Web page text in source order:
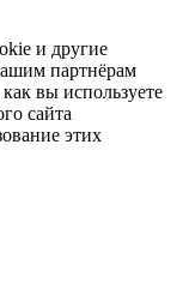
и другие
партнёрам
вы используете
сайта
этих